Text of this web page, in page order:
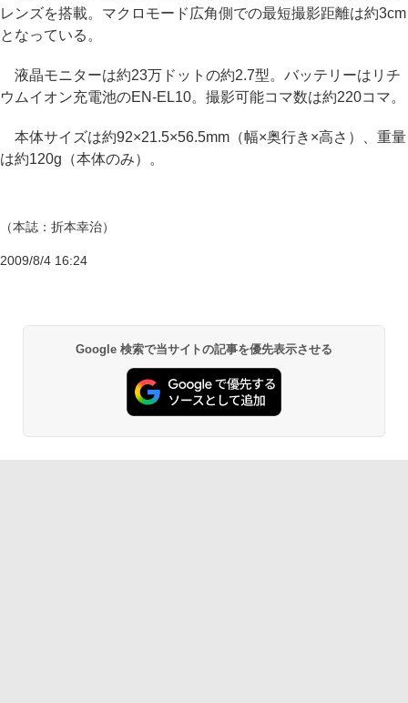
レンズを搭載。マクロモード広角側での最短撮影距離は約3cm
となっている。
液晶モニターは約23万ドットの約2.7型。バッテリーはリチ
ウムイオン充電池のEN-EL10。撮影可能コマ数は約220コマ。
本体サイズは約92×21.5×56.5mm（幅×奥行き×高さ）、重量
は約120g（本体のみ）。
（本誌：折本幸治）
2009/8/4 16:24
Google 検索で当サイトの記事を優先表示させる